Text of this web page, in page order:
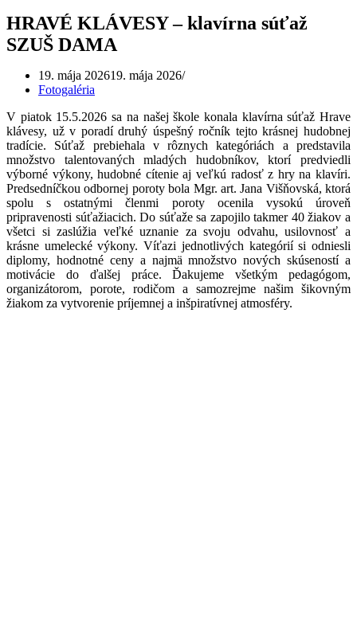
HRAVÉ KLÁVESY – klavírna súťaž
SZUŠ DAMA
19. mája 202619. mája 2026
Fotogaléria
V piatok 15.5.2026 sa na našej škole konala klavírna súťaž Hrave
klávesy, už v poradí druhý úspešný ročník tejto krásnej hudobnej
tradície. Súťaž prebiehala v rôznych kategóriách a predstavila
množstvo talentovaných mladých hudobníkov, ktorí predviedli
výborné výkony, hudobné cítenie aj veľkú radosť z hry na klavíri.
Predsedníčkou odbornej poroty bola Mgr. art. Jana Višňovská, ktorá
spolu s ostatnými členmi poroty ocenila vysokú úroveň
pripravenosti súťažiacich. Do súťaže sa zapojilo takmer 40 žiakov a
všetci si zaslúžia veľké uznanie za svoju odvahu, usilovnosť a
krásne umelecké výkony. Víťazi jednotlivých kategórií si odniesli
diplomy, hodnotné ceny a najmä množstvo nových skúseností a
motivácie do ďalšej práce. Ďakujeme všetkým pedagógom,
organizátorom, porote, rodičom a samozrejme našim šikovným
žiakom za vytvorenie príjemnej a inšpiratívnej atmosféry.